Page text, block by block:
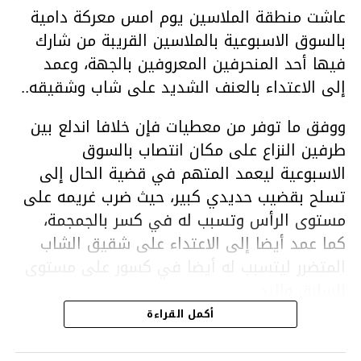
عاشت منطقة الملاسين يوم امس معركة دامية
بالسوق الاسبوعية بالملاسين القريبة من شارك
فيها أحد المنحرفين المعروفين بالجهة، وعمد
إلى الاعتداء بالعنف الشديد على شاب وشقيقه..
ووفق ما توفر من معطيات فإن خلافا اندلع بين
طرفين النزاع على مكان انتصاب بالسوق
الاسبوعية ليعمد المتهم في قضية الحال إلى
تسلح بقضيب حديدي كبير، حيث ضرب غريمه على
مستوى الرأس وتسبب له في كسر بالجمجمة،
كما عمد أيضا إلى الاعتداء على شقيق الشاب
المتضرر ليتسبب له أيضا في كسور على مستوى
هذا وقد تمكن أعوان مركز الأمن الوطني بحي
هلال في توقيت قياسي من محاصرة المشتبه به
أكمل القراءة